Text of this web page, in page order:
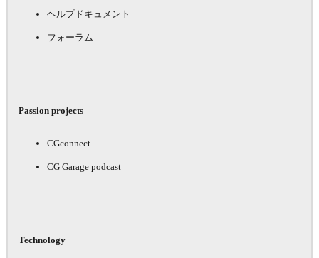
ヘルプドキュメント
フォーラム
Passion projects
CGconnect
CG Garage podcast
Technology